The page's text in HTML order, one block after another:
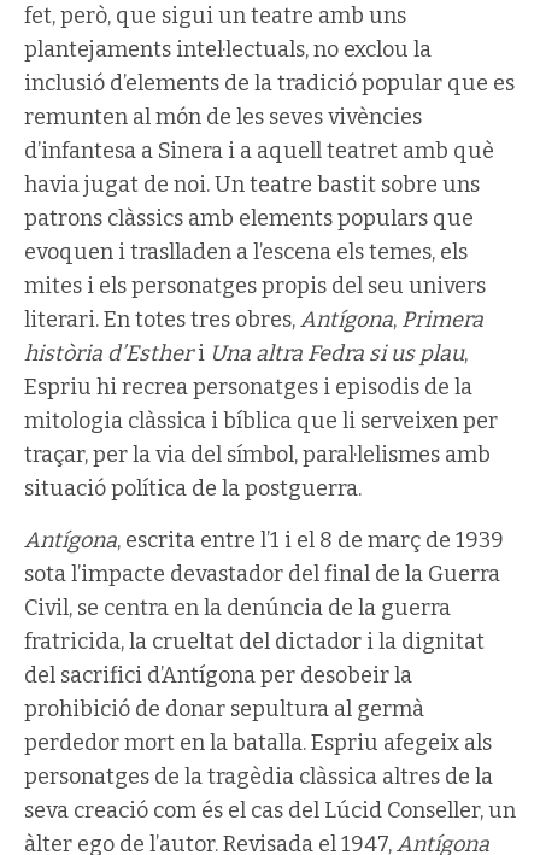
fet, però, que sigui un teatre amb uns
plantejaments intel·lectuals, no exclou la
inclusió d’elements de la tradició popular que es
remunten al món de les seves vivències
d’infantesa a Sinera i a aquell teatret amb què
havia jugat de noi. Un teatre bastit sobre uns
patrons clàssics amb elements populars que
evoquen i traslladen a l’escena els temes, els
mites i els personatges propis del seu univers
literari. En totes tres obres,Antígona, Primera
història d’Estheri Una altra Fedra si us plau,
Espriu hi recrea personatges i episodis de la
mitologia clàssica i bíblica que li serveixen per
traçar, per la via del símbol, paral·lelismes amb
situació política de la postguerra.
Antígona, escrita entre l’1 i el 8 de març de 1939
sota l’impacte devastador del final de la Guerra
Civil, se centra en la denúncia de la guerra
fratricida, la crueltat del dictador i la dignitat
del sacrifici d’Antígona per desobeir la
prohibició de donar sepultura al germà
perdedor mort en la batalla. Espriu afegeix als
personatges de la tragèdia clàssica altres de la
seva creació com és el cas del Lúcid Conseller, un
àlter ego de l’autor. Revisada el 1947,Antígona